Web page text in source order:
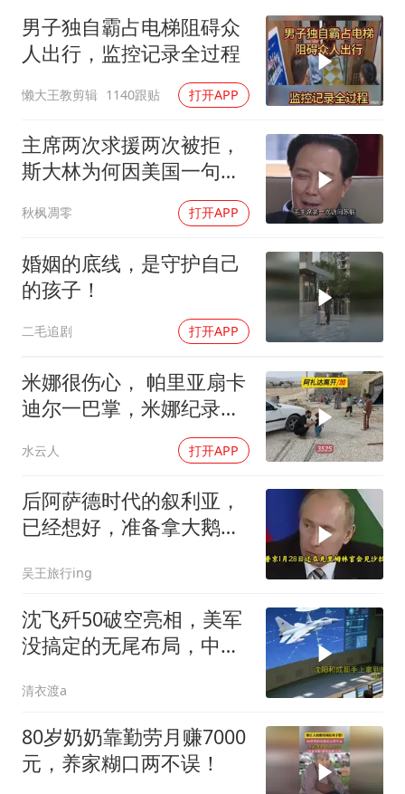
从科技创新看开局起步的时与势
男子独自霸占电梯阻碍众
人出行，监控记录全过程
懒大王教剪辑 1140跟贴 打开APP
主席两次求援两次被拒，
斯大林为何因美国一句话
秋枫凋零 打开APP
婚姻的底线，是守护自己
的孩子！
二毛追剧 打开APP
米娜很伤心， 帕里亚扇卡
迪尔一巴掌，米娜纪录片
水云人 打开APP
后阿萨德时代的叙利亚，
已经想好，准备拿大鹅石
吴王旅行ing
沈飞歼50破空亮相，美军
没搞定的无尾布局，中国
清衣渡a
80岁奶奶靠勤劳月赚7000
元，养家糊口两不误！